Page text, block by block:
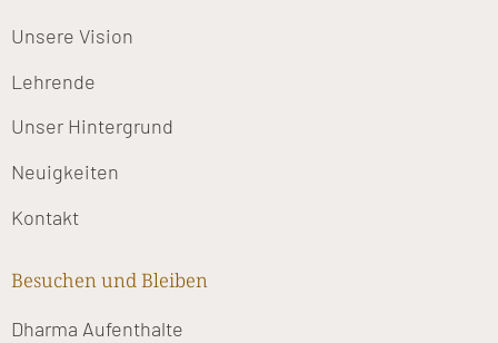
Unsere Vision
Lehrende
Unser Hintergrund
Neuigkeiten
Kontakt
Besuchen und Bleiben
Dharma Aufenthalte